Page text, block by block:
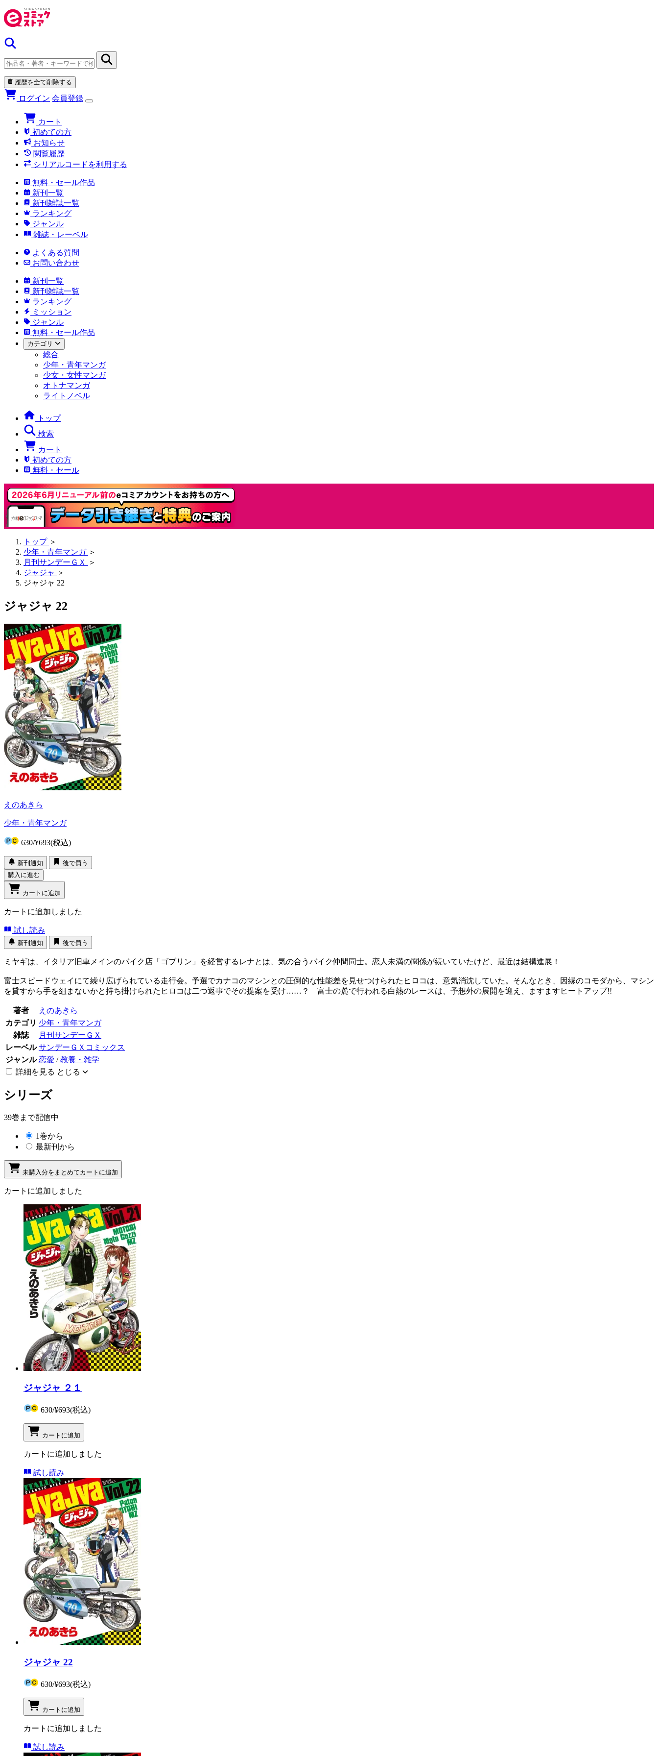
履歴を全て削除する
ログイン 会員登録
カート
初めての方
お知らせ
閲覧履歴
シリアルコードを利用する
無料・セール作品
新刊一覧
新刊雑誌一覧
ランキング
ジャンル
雑誌・レーベル
よくある質問
お問い合わせ
新刊一覧
新刊雑誌一覧
ランキング
ミッション
ジャンル
無料・セール作品
カテゴリ
総合
少年・青年マンガ
少女・女性マンガ
オトナマンガ
ライトノベル
トップ
検索
カート
初めての方
無料・セール
トップ ＞
少年・青年マンガ ＞
月刊サンデーＧＸ
＞
ジャジャ ＞
ジャジャ 22
ジャジャ 22
えのあきら
少年・青年マンガ
630/¥693(税込)
新刊通知
後で買う
購入に進む
カートに追加
カートに追加しました
試し読み
新刊通知 後で買う
ミヤギは、イタリア旧車メインのバイク店「ゴブリン」を経営するレナとは、気の合うバイク仲間同士。恋人未満の関係が続いていたけど、最近は結構進展！
富士スピードウェイにて繰り広げられている走行会。予選でカナコのマシンとの圧倒的な性能差を見せつけられたヒロコは、意気消沈していた。そんなとき、因縁のコモダから、マシン
を貸すから手を組まないかと持ち掛けられたヒロコは二つ返事でその提案を受け……？ 富士の麓で行われる白熱のレースは、予想外の展開を迎え、ますますヒートアップ!!
著者
えのあきら
カテゴリ 少年・青年マンガ
雑誌
月刊サンデーＧＸ
レーベル サンデーＧＸコミックス
ジャンル 恋愛 /教養・雑学
詳細を見る とじる
シリーズ
39巻まで配信中
1巻から
最新刊から
未購入分をまとめてカートに追加
カートに追加しました
ジャジャ ２１
630/¥693(税込)
カートに追加
カートに追加しました
試し読み
ジャジャ 22
630/¥693(税込)
カートに追加
カートに追加しました
試し読み